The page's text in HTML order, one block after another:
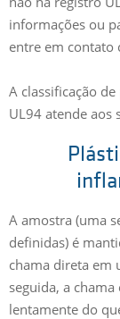
informações ou
entre em contato
A classificação
UL94 atende aos
A amostra (uma
definidas) é
chama direta em
seguida, a
lentamente do